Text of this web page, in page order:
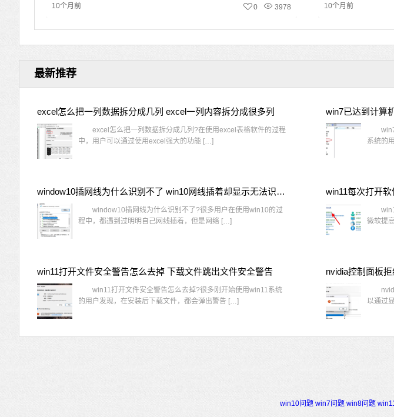
10个月前 3978
0 10个月前
最新推荐
excel怎么把一列数据拆分成几列 excel一列内容拆分成很多列
excel怎么把一列数据拆分成几列?在使用excel表格软件的过程
中，用户可以通过使用excel强大的功能 […]
win7已达到计算
win7
系统的
window10插网线为什么识别不了 win10网线插着却显示无法识别网络
window10插网线为什么识别不了?很多用户在使用win10的过
程中，都遇到过明明自己网线插着，但是网络 […]
win11
微软提
win11打开文件安全警告怎么去掉 下载文件跳出文件安全警告
win11打开文件安全警告怎么去掉?很多刚开始使用win11系统
的用户发现，在安装后下载文件，都会弹出警告 […]
nvidia
以通过
win10问题 win7问题 win8问题